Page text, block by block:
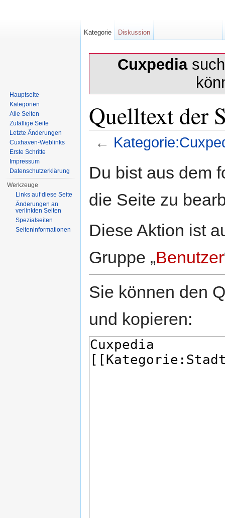
Cuxpedia
Quelltext der
←
Du bist aus dem
die Seite zu
Diese Aktion ist
Gruppe „Benutzer
Sie können den
und kopieren:
Kategorie Diskussion
Hauptseite
Kategorien
Alle Seiten
Zufällige Seite
Letzte Änderungen
Cuxhaven-Weblinks
Erste Schritte
Impressum
Datenschutzerklärung
Werkzeuge
Links auf diese Seite
Änderungen an
verlinkten Seiten
Spezialseiten
Seiten­informationen